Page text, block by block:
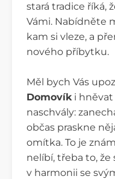
stará tradice říká,
Vámi. Nabídněte
kam si vleze, a
nového příbytku.
Měl bych Vás
Domovík i hněvat
naschvály:
občas praskne
omítka. To je
nelíbí, třeba to,
v harmonii se